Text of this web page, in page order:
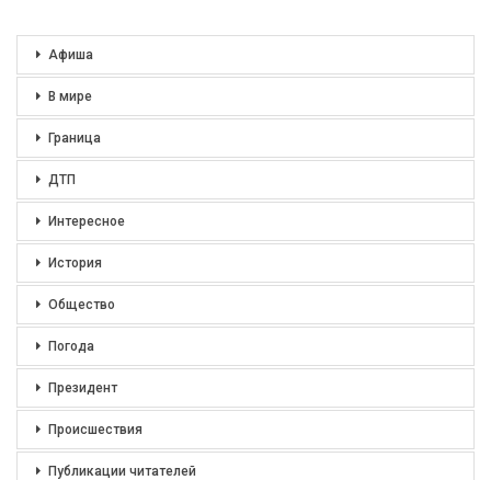
Афиша
В мире
Граница
ДТП
Интересное
История
Общество
Погода
Президент
Происшествия
Публикации читателей